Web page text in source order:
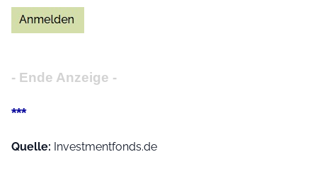
- Ende Anzeige -
***
Quelle: Investmentfonds.de